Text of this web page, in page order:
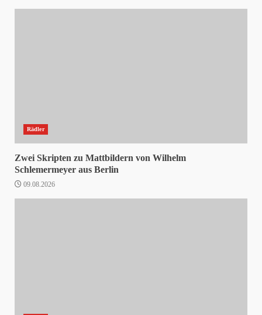
Rädler
Zwei Skripten zu Mattbildern von Wilhelm
Schlemermeyer aus Berlin
09.08.2026